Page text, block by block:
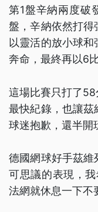
第1盤辛納兩度破
盤，辛納依然打
以靈活的放小球
奔命，最終再以6
這場比賽只打了
最快紀錄，也讓
球迷抱歉，還半開
德國網球好手茲維
可思議的表現，
法網就休息一下不